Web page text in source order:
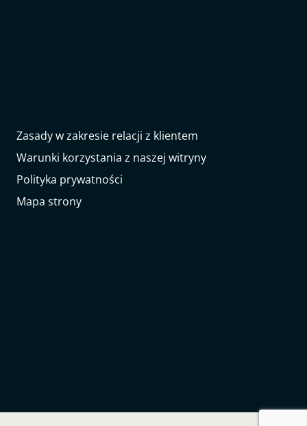
Zasady w zakresie relacji z klientem
Warunki korzystania z naszej witryny
Polityka prywatności
Mapa strony